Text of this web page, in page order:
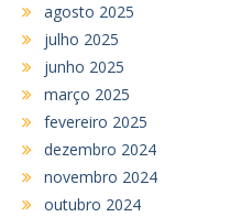
agosto 2025
julho 2025
junho 2025
março 2025
fevereiro 2025
dezembro 2024
novembro 2024
outubro 2024